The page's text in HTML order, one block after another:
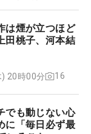
は煙が立つほど
桃子、河本結
20時00分
16
でも動じない心
に「毎日必ず最